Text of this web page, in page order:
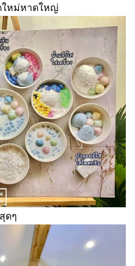
หม่หาดใหญ่
ดๆ